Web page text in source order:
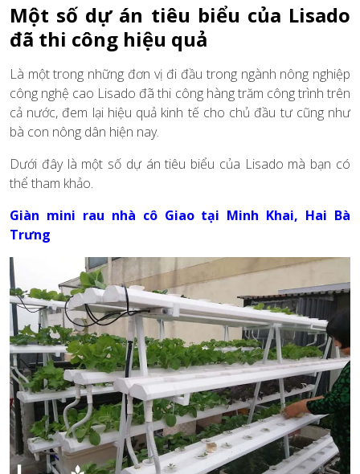
Một số dự án tiêu biểu của Lisado
đã thi công hiệu quả
Là một trong những đơn vị đi đầu trong ngành nông nghiệp
công nghệ cao Lisado đã thi công hàng trăm công trình trên
cả nước, đem lại hiệu quả kinh tế cho chủ đầu tư cũng như
bà con nông dân hiện nay.
Dưới đây là một số dự án tiêu biểu của Lisado mà bạn có
thể tham khảo.
Giàn mini rau nhà cô Giao tại Minh Khai, Hai Bà
Trưng